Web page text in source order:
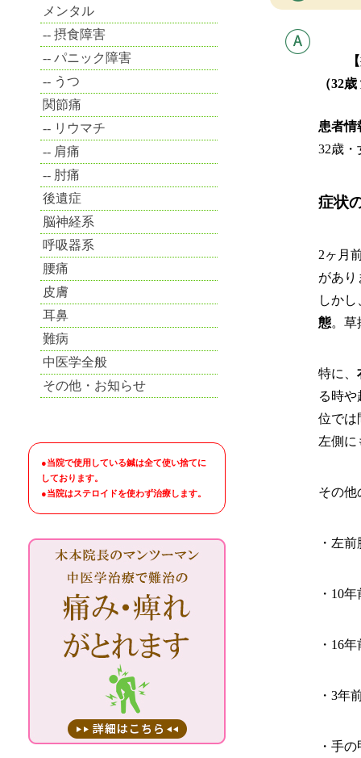
【症
（32
患者情
32歳・
症状
2ヶ月
があり
しか
態。草
特に、
る時
位では
左側に
その他
・左
・10
・16
・3年
・手
メンタル
摂食障害
パニック障害
うつ
関節痛
リウマチ
肩痛
肘痛
後遺症
脳神経系
呼吸器系
腰痛
皮膚
耳鼻
難病
中医学全般
その他・お知らせ
●当院で使用している鍼は全て使い捨てに
しております。
●当院はステロイドを使わず治療します。